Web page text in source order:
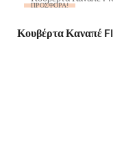
ΠΡΟΣΦΟΡΆ!
Κουβέρτα Καναπέ